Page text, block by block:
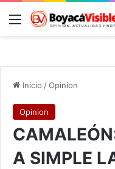
Menú
Inicio /Opinion
Opinion
A SIMPLE